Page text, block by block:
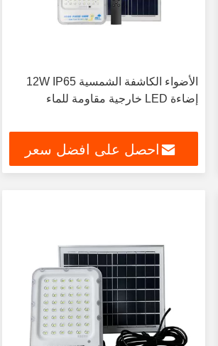
الأضواء الكاشفة الشمسية 12W IP65
إضاءة LED خارجية مقاومة للماء
احصل على افضل سعر